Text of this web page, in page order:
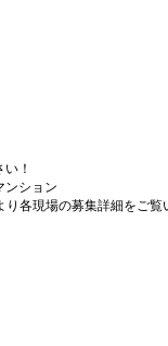
！
ンション
各現場の募集詳細をご